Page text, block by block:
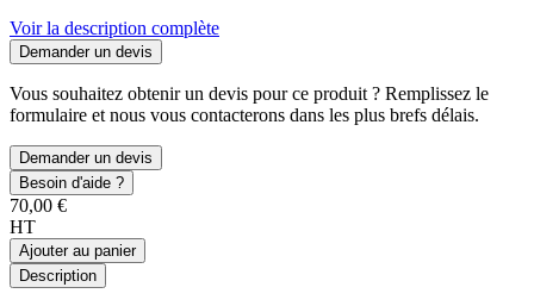
Voir la description complète
Demander un devis
Vous souhaitez obtenir un devis pour ce produit ? Remplissez le
formulaire et nous vous contacterons dans les plus brefs délais.
Demander un devis
Besoin d'aide ?
70,00 €
HT
Ajouter au panier
Description